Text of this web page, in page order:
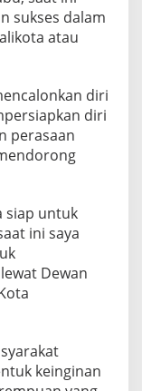
sukses dalam
atau
diri
diri
perasaan
siap untuk
ini saya
Dewan
keinginan